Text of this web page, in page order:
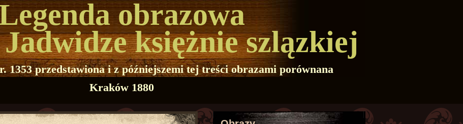
obrazowa
księżnie szlązkiej
1353 przedstawiona i z późniejszemi tej treści obrazami porównana
Kraków 1880